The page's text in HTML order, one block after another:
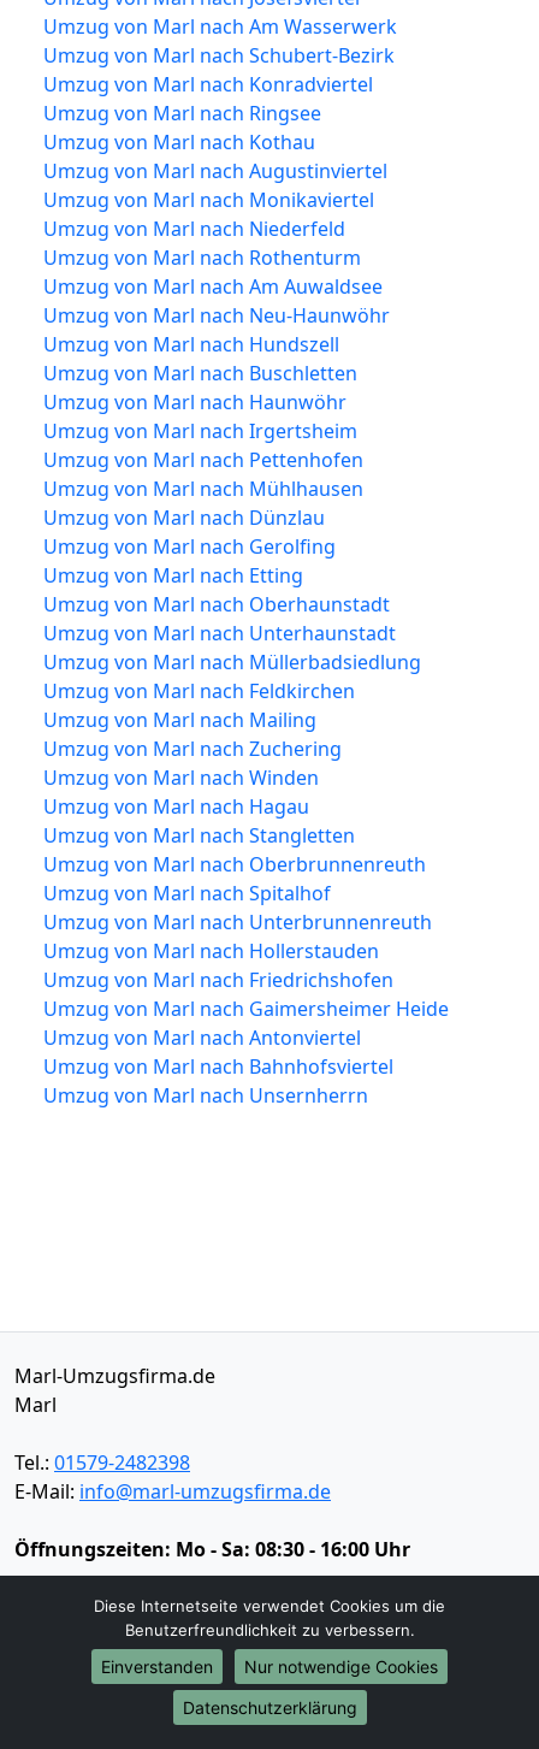
Umzug von Marl nach Am Wasserwerk
Umzug von Marl nach Schubert-Bezirk
Umzug von Marl nach Konradviertel
Umzug von Marl nach Ringsee
Umzug von Marl nach Kothau
Umzug von Marl nach Augustinviertel
Umzug von Marl nach Monikaviertel
Umzug von Marl nach Niederfeld
Umzug von Marl nach Rothenturm
Umzug von Marl nach Am Auwaldsee
Umzug von Marl nach Neu-Haunwöhr
Umzug von Marl nach Hundszell
Umzug von Marl nach Buschletten
Umzug von Marl nach Haunwöhr
Umzug von Marl nach Irgertsheim
Umzug von Marl nach Pettenhofen
Umzug von Marl nach Mühlhausen
Umzug von Marl nach Dünzlau
Umzug von Marl nach Gerolfing
Umzug von Marl nach Etting
Umzug von Marl nach Oberhaunstadt
Umzug von Marl nach Unterhaunstadt
Umzug von Marl nach Müllerbadsiedlung
Umzug von Marl nach Feldkirchen
Umzug von Marl nach Mailing
Umzug von Marl nach Zuchering
Umzug von Marl nach Winden
Umzug von Marl nach Hagau
Umzug von Marl nach Stangletten
Umzug von Marl nach Oberbrunnenreuth
Umzug von Marl nach Spitalhof
Umzug von Marl nach Unterbrunnenreuth
Umzug von Marl nach Hollerstauden
Umzug von Marl nach Friedrichshofen
Umzug von Marl nach Gaimersheimer Heide
Umzug von Marl nach Antonviertel
Umzug von Marl nach Bahnhofsviertel
Umzug von Marl nach Unsernherrn
Marl-Umzugsfirma.de
Marl
Tel.: 01579-2482398
E-Mail: info@marl-umzugsfirma.de
Öffnungszeiten: Mo - Sa: 08:30 - 16:00 Uhr
Impressum
Datenschutz
Umzugsservice
Diese Internetseite verwendet Cookies um die
Benutzerfreundlichkeit zu verbessern.
Einverstanden
Nur notwendige Cookies
Datenschutzerklärung